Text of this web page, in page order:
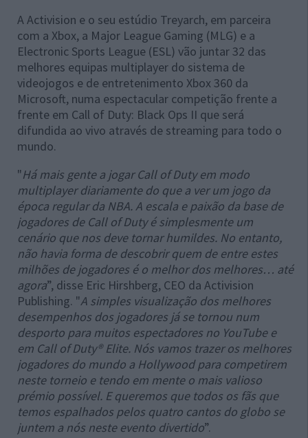
A Activision e o seu estúdio Treyarch, em parceira
com a Xbox, a Major League Gaming (MLG) e a
Electronic Sports League (ESL) vão juntar 32 das
melhores equipas multiplayer do sistema de
videojogos e de entretenimento Xbox 360 da
Microsoft, numa espectacular competição frente a
frente em Call of Duty: Black Ops II que será
difundida ao vivo através de streaming para todo o
mundo.
"Há mais gente a jogar Call of Duty em modo
multiplayer diariamente do que a ver um jogo da
época regular da NBA. A escala e paixão da base de
jogadores de Call of Duty é simplesmente um
cenário que nos deve tornar humildes. No entanto,
não havia forma de descobrir quem de entre estes
milhões de jogadores é o melhor dos melhores… até
agora”, disse Eric Hirshberg, CEO da Activision
Publishing. "A simples visualização dos melhores
desempenhos dos jogadores já se tornou num
desporto para muitos espectadores no YouTube e
em Call of Duty® Elite. Nós vamos trazer os melhores
jogadores do mundo a Hollywood para competirem
neste torneio e tendo em mente o mais valioso
prémio possível. E queremos que todos os fãs que
temos espalhados pelos quatro cantos do globo se
juntem a nós neste evento divertido”.